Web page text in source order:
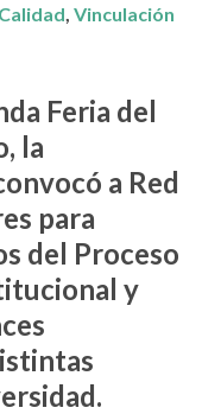
Calidad Vinculación
Feria del
la
a Red
para
del Proceso
y